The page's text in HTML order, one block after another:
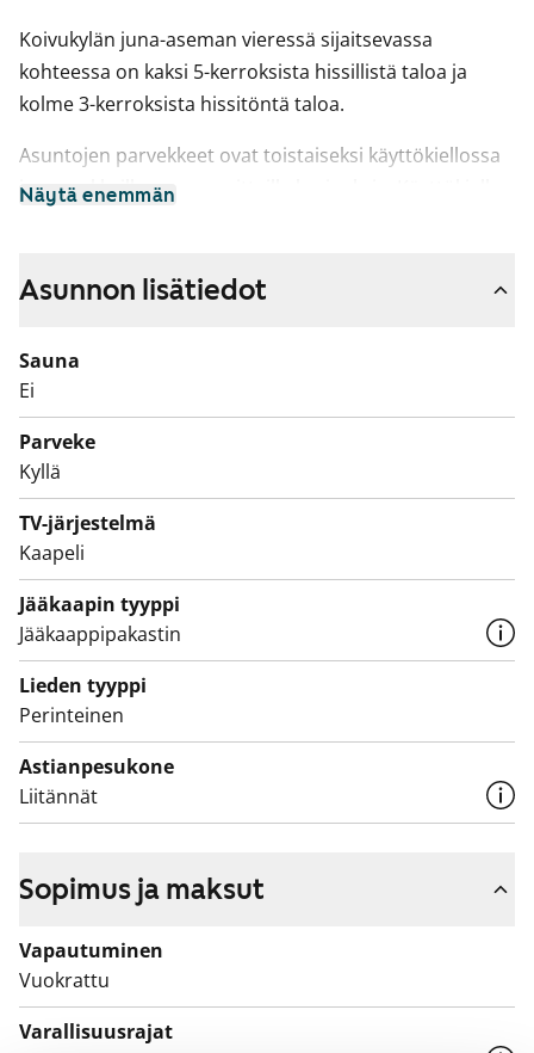
Koivukylän juna-aseman vieressä sijaitsevassa
kohteessa on kaksi 5-kerroksista hissillistä taloa ja
kolme 3-kerroksista hissitöntä taloa.
Asuntojen parvekkeet ovat toistaiseksi käyttökiellossa
ja parvekkeille on suunnitteilla korjauksia. Käyttökiellon
Näytä enemmän
Asunnon lisätiedot
Sauna
Ei
Parveke
Kyllä
TV-järjestelmä
Kaapeli
Jääkaapin tyyppi
Jääkaappipakastin
Lieden tyyppi
Perinteinen
Astianpesukone
Liitännät
Sopimus ja maksut
Vapautuminen
Vuokrattu
Varallisuusrajat